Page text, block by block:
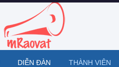
DIỄN ĐÀN THÀNH VIÊN